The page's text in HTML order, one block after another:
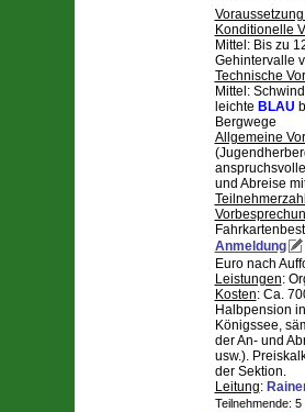
Konditionelle
Mittel: Bis zu
Gehintervalle
Technische
Mittel:
leichte BLAU
Bergwege
Allgemeine
und Abreise
Anmeldung
Euro nach
Leistungen:
Kosten: Ca.
Halbpension
Königssee,
der An- und
usw.).
der Sektion.
Leitung:
Teilnehmende: